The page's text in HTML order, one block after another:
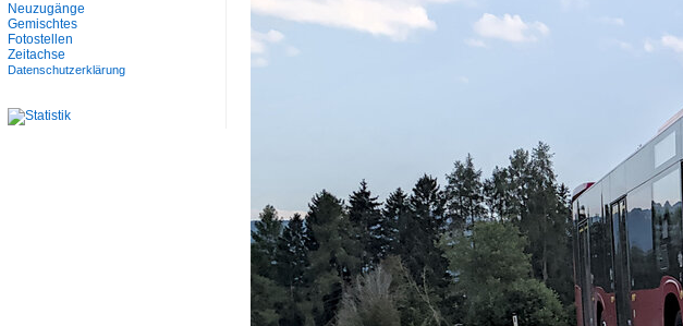
Neuzugänge
Gemischtes
Fotostellen
Zeitachse
Datenschutzerklärung